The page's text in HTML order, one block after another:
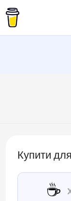
Купити
☕